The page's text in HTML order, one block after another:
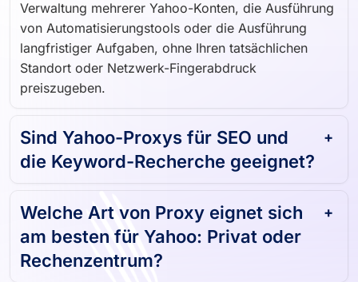
Verwaltung mehrerer Yahoo-Konten, die Ausführung
von Automatisierungstools oder die Ausführung
langfristiger Aufgaben, ohne Ihren tatsächlichen
Standort oder Netzwerk-Fingerabdruck
preiszugeben.
Sind Yahoo-Proxys für SEO und
die Keyword-Recherche geeignet?
Welche Art von Proxy eignet sich
am besten für Yahoo: Privat oder
Rechenzentrum?